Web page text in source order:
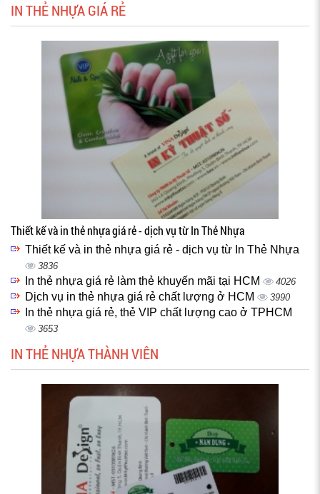
IN THẺ NHỰA GIÁ RẺ
Thiết kế và in thẻ nhựa giá rẻ - dịch vụ từ In Thẻ Nhựa
Thiết kế và in thẻ nhựa giá rẻ - dịch vụ từ In Thẻ Nhựa
3836
In thẻ nhựa giá rẻ làm thẻ khuyến mãi tại HCM 4026
Dịch vụ in thẻ nhựa giá rẻ chất lượng ở HCM 3990
In thẻ nhựa giá rẻ, thẻ VIP chất lượng cao ở TPHCM
3653
IN THẺ NHỰA THÀNH VIÊN